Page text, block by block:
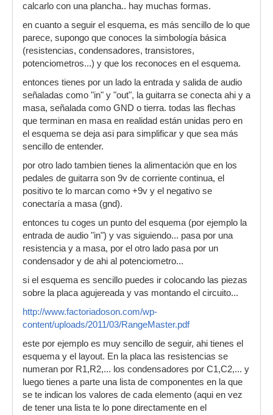
calcarlo con una plancha.. hay muchas formas.
en cuanto a seguir el esquema, es más sencillo de lo que
parece, supongo que conoces la simbología básica
(resistencias, condensadores, transistores,
potenciometros...) y que los reconoces en el esquema.
entonces tienes por un lado la entrada y salida de audio
señaladas como "in" y "out", la guitarra se conecta ahi y a
masa, señalada como GND o tierra. todas las flechas
que terminan en masa en realidad están unidas pero en
el esquema se deja asi para simplificar y que sea más
sencillo de entender.
por otro lado tambien tienes la alimentación que en los
pedales de guitarra son 9v de corriente continua, el
positivo te lo marcan como +9v y el negativo se
conectaría a masa (gnd).
entonces tu coges un punto del esquema (por ejemplo la
entrada de audio "in") y vas siguiendo... pasa por una
resistencia y a masa, por el otro lado pasa por un
condensador y de ahi al potenciometro...
si el esquema es sencillo puedes ir colocando las piezas
sobre la placa agujereada y vas montando el circuito...
http://www.factoriadoson.com/wp-
content/uploads/2011/03/RangeMaster.pdf
este por ejemplo es muy sencillo de seguir, ahi tienes el
esquema y el layout. En la placa las resistencias se
numeran por R1,R2,... los condensadores por C1,C2,... y
luego tienes a parte una lista de componentes en la que
se te indican los valores de cada elemento (aqui en vez
de tener una lista te lo pone directamente en el